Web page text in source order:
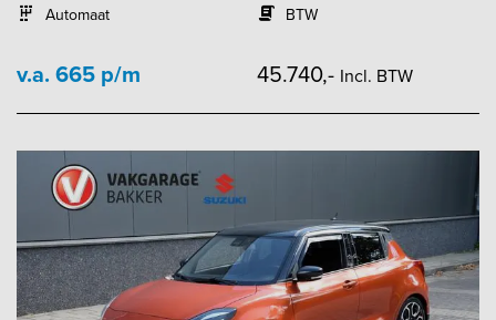
Automaat
BTW
v.a. 665 p/m 45.740,- Incl. BTW